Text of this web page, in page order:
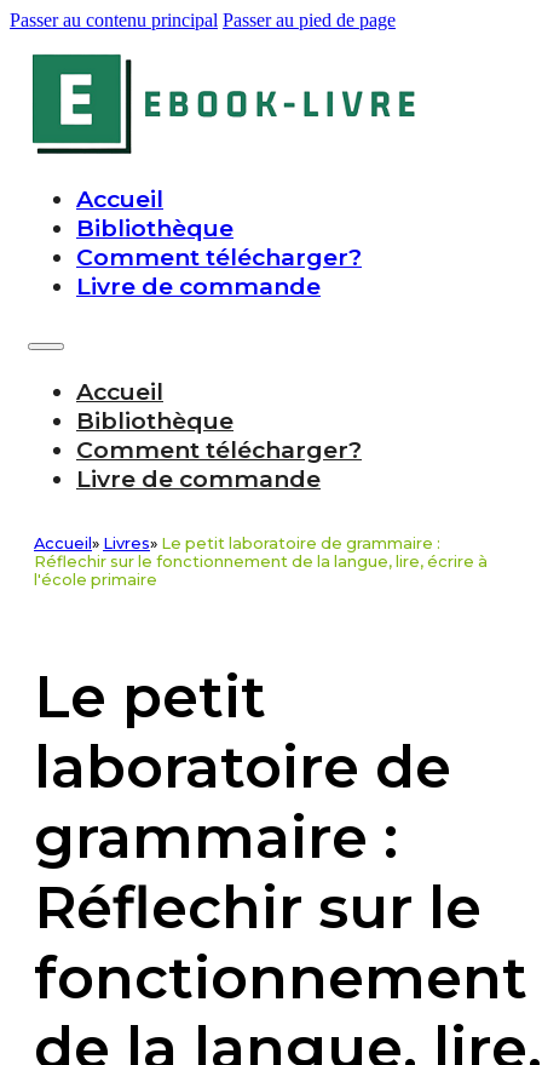
Passer au contenu principal Passer au pied de page
Accueil
Bibliothèque
Comment télécharger?
Livre de commande
Accueil
Bibliothèque
Comment télécharger?
Livre de commande
Accueil » Livres» Le petit laboratoire de grammaire :
Réflechir sur le fonctionnement de la langue, lire, écrire à
l'école primaire
Le petit
laboratoire de
grammaire :
Réflechir sur le
fonctionnement
de la langue, lire,